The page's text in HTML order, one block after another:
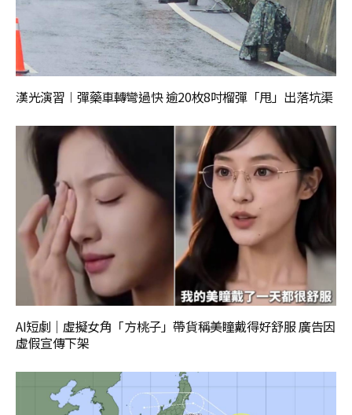
漢光演習︱彈藥車轉彎過快 逾20枚8吋榴彈「甩」出落坑渠
AI短劇｜虛擬女角「方桃子」帶貨稱美瞳戴得好舒服 廣告因
虛假宣傳下架